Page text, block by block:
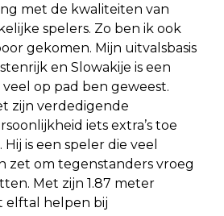
met de kwaliteiten van
spelers. Zo ben ik ook
gekomen. Mijn uitvalsbasis
en Slowakije is een
op pad ben geweest.
zijn verdedigende
iets extra’s toe
is een speler die veel
zet om tegenstanders vroeg
Met zijn 1.87 meter
elftal helpen bij